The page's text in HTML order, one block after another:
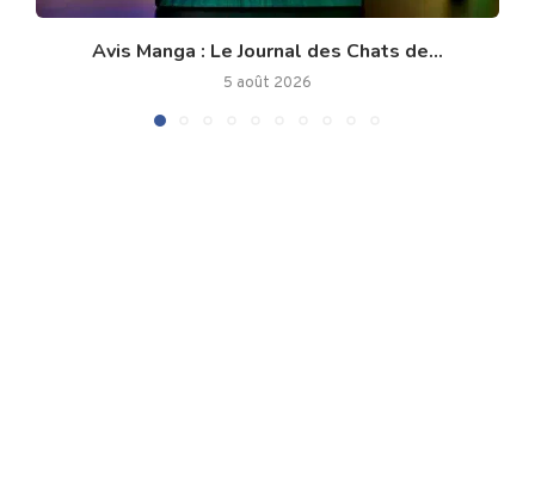
Avis Manga : Le Journal des Chats de...
5 août 2026